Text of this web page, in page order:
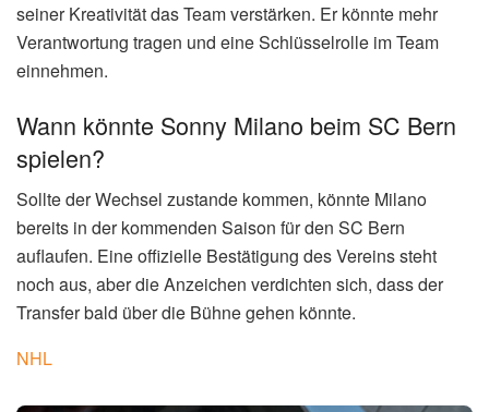
seiner Kreativität das Team verstärken. Er könnte mehr
Verantwortung tragen und eine Schlüsselrolle im Team
einnehmen.
Wann könnte Sonny Milano beim SC Bern
spielen?
Sollte der Wechsel zustande kommen, könnte Milano
bereits in der kommenden Saison für den SC Bern
auflaufen. Eine offizielle Bestätigung des Vereins steht
noch aus, aber die Anzeichen verdichten sich, dass der
Transfer bald über die Bühne gehen könnte.
NHL